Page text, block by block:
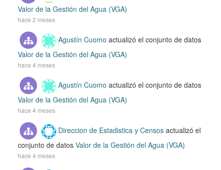
Valor de la Gestión del Agua (VGA)
hace 2 meses
Agustín Cuomo actualizó el conjunto de datos
Valor de la Gestión del Agua (VGA)
hace 4 meses
Agustín Cuomo actualizó el conjunto de datos
Valor de la Gestión del Agua (VGA)
hace 4 meses
Direccion de Estadistica y Censos actualizó el
conjunto de datos Valor de la Gestión del Agua (VGA)
hace 4 meses